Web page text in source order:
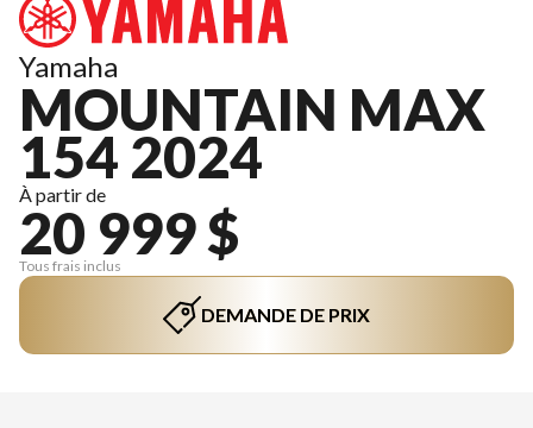
Yamaha
MOUNTAIN MAX
154 2024
À partir de
20 999 $
Tous frais inclus
DEMANDE DE PRIX